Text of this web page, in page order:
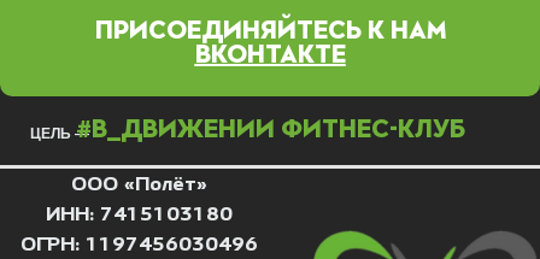
ПРИСОЕДИНЯЙТЕСЬ К НАМ
ВКОНТАКТЕ
ЦЕЛЬ —#В_ДВИЖЕНИИ ФИТНЕС-КЛУБ
ООО «Полёт»
ИНН: 7415103180
ОГРН: 1197456030496